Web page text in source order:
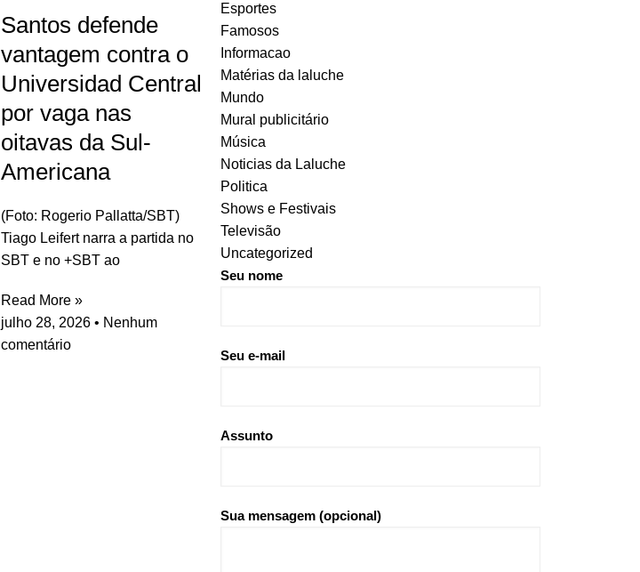
Santos defende
vantagem contra o
Universidad Central
por vaga nas
oitavas da Sul-
Americana
(Foto: Rogerio Pallatta/SBT)
Tiago Leifert narra a partida no
SBT e no +SBT ao
Read More »
julho 28, 2026
Nenhum
comentário
Esportes
Famosos
Informacao
Matérias da laluche
Mundo
Mural publicitário
Música
Noticias da Laluche
Politica
Shows e Festivais
Televisão
Uncategorized
Seu nome
Seu e-mail
Assunto
Sua mensagem (opcional)